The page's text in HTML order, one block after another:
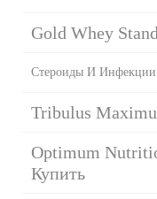
Gold Whey
Стероиды И Инфекции
Tribulus
Optimum
Купить